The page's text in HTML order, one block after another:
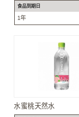
食品到期日
1年
水蜜桃天然水